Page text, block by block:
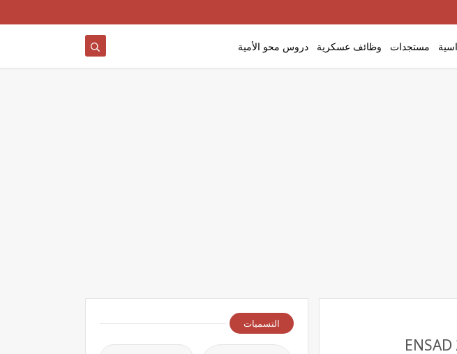
مستجدات وظائف عسكرية دروس محو الأمية
التسميات